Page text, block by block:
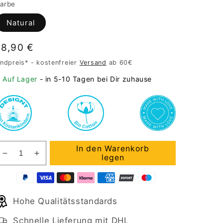
Natural
€
- kostenfreier Versand ab 60€
Auf Lager - in 5-10 Tagen bei Dir zuhause
Verringere
die
Menge
Jutebeutel
Erhöhe
die
Menge
Jutebeutel
In den Warenkorb
legen
Hohe Qualitätsstandards
Schnelle Lieferung mit DHL